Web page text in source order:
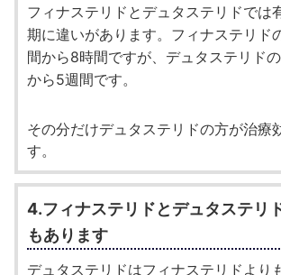
フィナステリドとデュタステリドでは
期に違いがあります。フィナステリド
間から8時間ですが、デュタステリド
から5週間です。
その分だけデュタステリドの方が治療
す。
4.フィナステリドとデュタステリ
もあります
デュタステリドはフィナステリドより